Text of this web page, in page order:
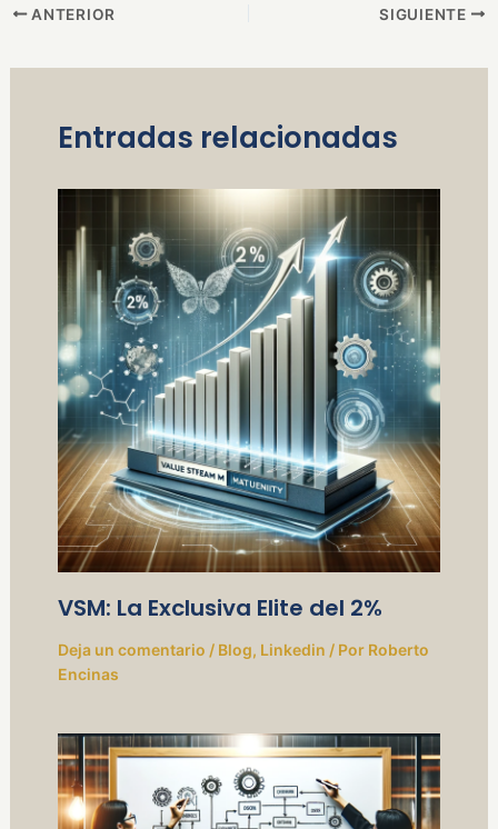
ANTERIOR SIGUIENTE
Entradas relacionadas
VSM: La Exclusiva Elite del 2%
Deja un comentario / Blog, Linkedin / Por Roberto
Encinas